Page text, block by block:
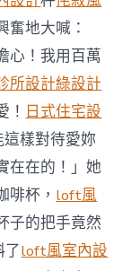
升
BTO
等
待
久
年
輕
一
族
買
房
JIUYI
俱
意
豪
奮地大喊：
心！我用百萬
所設計綠設計
！ 日式住宅設
樣對待愛妳
在在的！」她
啡杯， loft風
子的把手竟然
了loft風室內設